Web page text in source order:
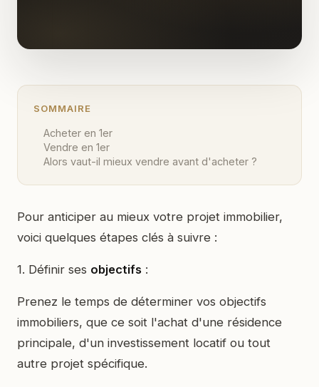
SOMMAIRE
Acheter en 1er
Vendre en 1er
Alors vaut-il mieux vendre avant d'acheter ?
Pour anticiper au mieux votre projet immobilier,
voici quelques étapes clés à suivre :
1. Définir ses objectifs :
Prenez le temps de déterminer vos objectifs
immobiliers, que ce soit l'achat d'une résidence
principale, d'un investissement locatif ou tout
autre projet spécifique.